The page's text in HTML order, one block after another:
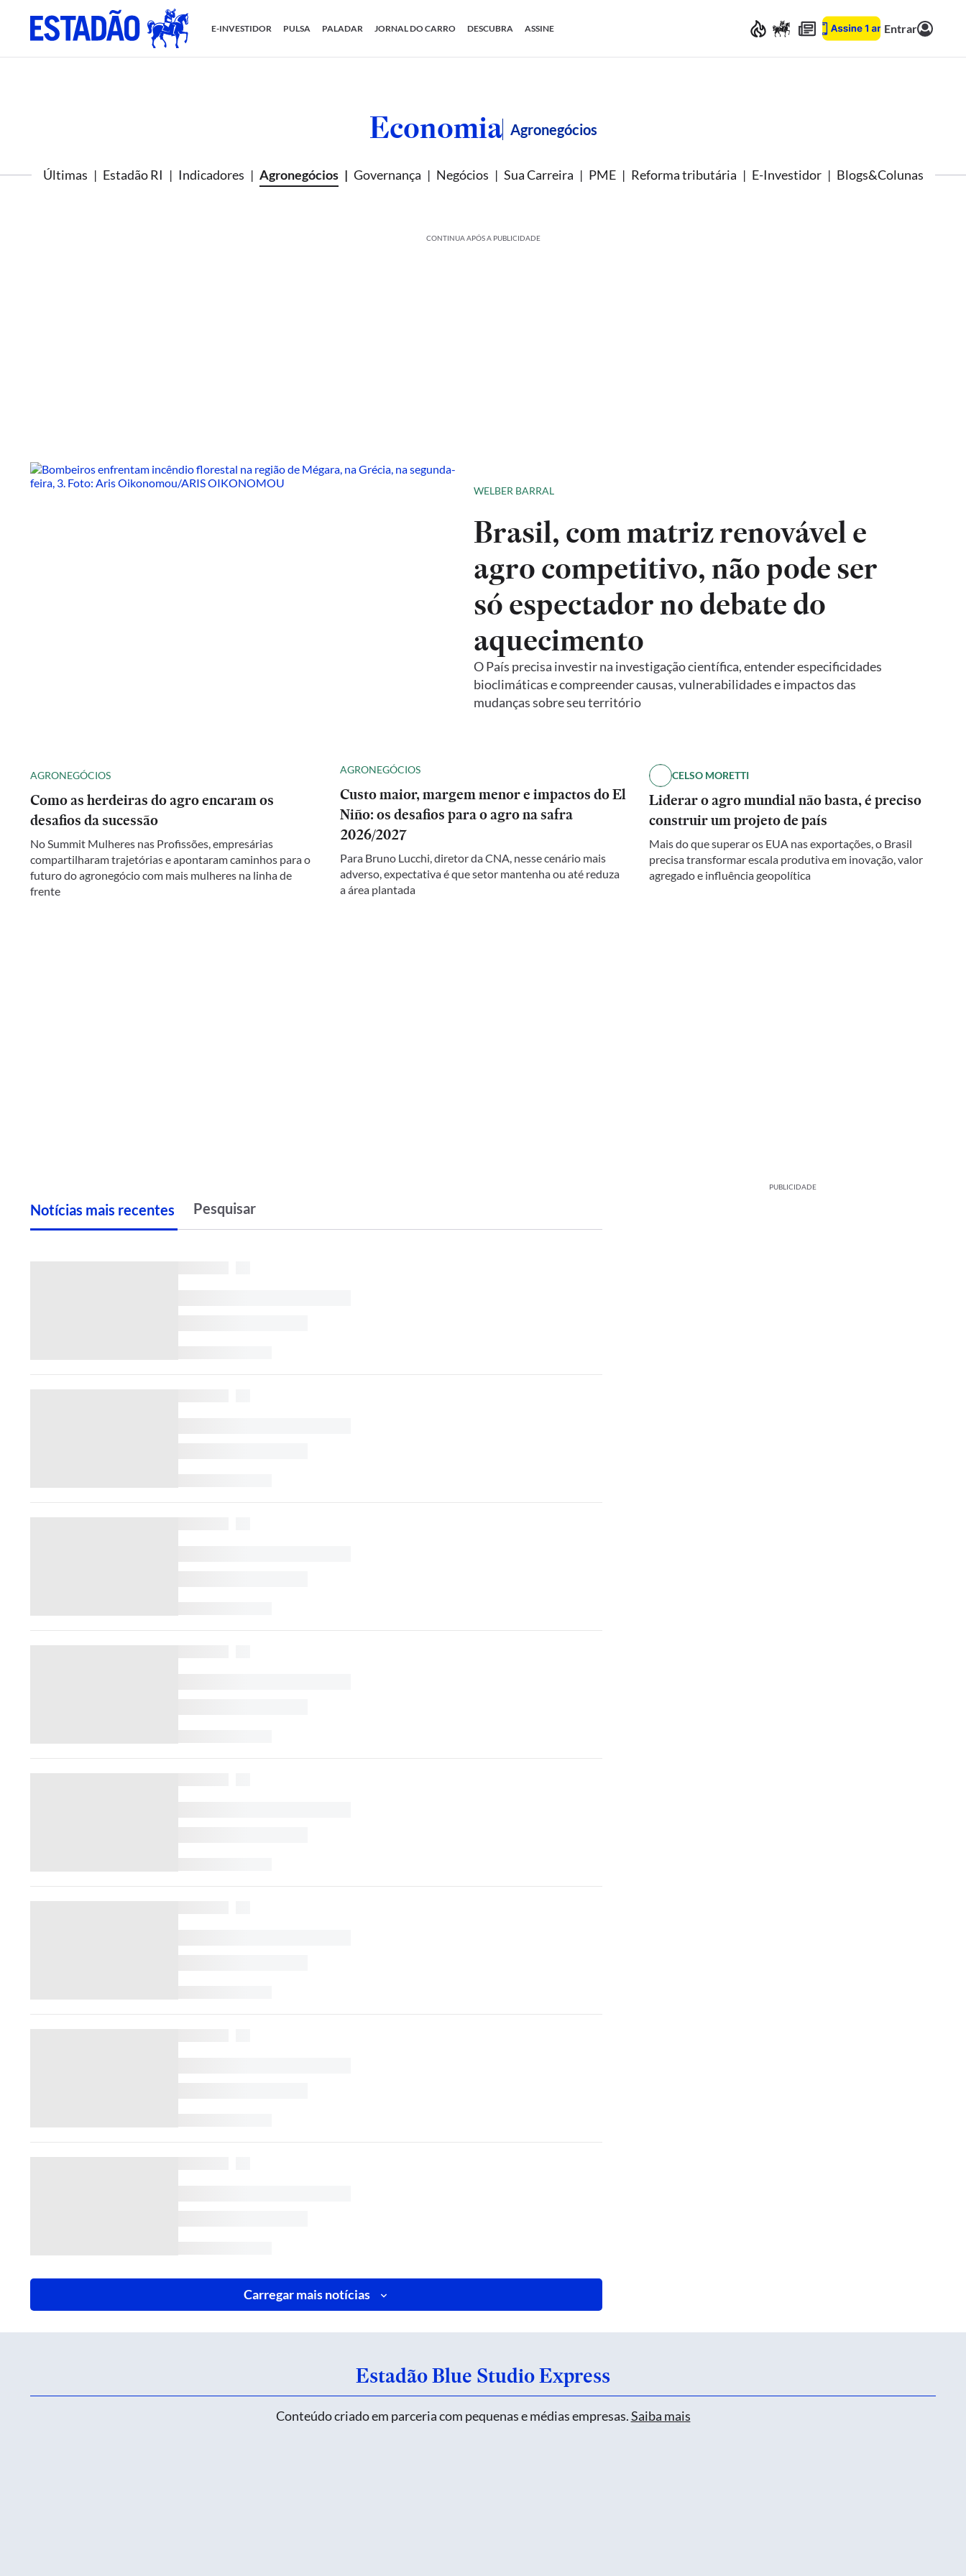
E-INVESTIDOR PULSA PALADAR JORNAL DO CARRO DESCUBRA ASSINE Entrar
Economia Agronegócios
Últimas Estadão RI Indicadores Agronegócios Governança Negócios Sua Carreira PME Reforma tributária E-Investidor Blogs&Colunas
CONTINUA APÓS A PUBLICIDADE
WELBER BARRAL
Brasil, com matriz renovável e
agro competitivo, não pode ser
só espectador no debate do
aquecimento
O País precisa investir na investigação científica, entender especificidades
bioclimáticas e compreender causas, vulnerabilidades e impactos das
mudanças sobre seu território
AGRONEGÓCIOS
Como as herdeiras do agro encaram os
desafios da sucessão
No Summit Mulheres nas Profissões, empresárias
compartilharam trajetórias e apontaram caminhos para o
futuro do agronegócio com mais mulheres na linha de
frente
AGRONEGÓCIOS
Custo maior, margem menor e impactos do El
Niño: os desafios para o agro na safra
2026/2027
Para Bruno Lucchi, diretor da CNA, nesse cenário mais
adverso, expectativa é que setor mantenha ou até reduza
a área plantada
CELSO MORETTI
Liderar o agro mundial não basta, é preciso
construir um projeto de país
Mais do que superar os EUA nas exportações, o Brasil
precisa transformar escala produtiva em inovação, valor
agregado e influência geopolítica
Notícias mais recentes
Carregar mais notícias
PUBLICIDADE
Estadão Blue Studio Express
Conteúdo criado em parceria com pequenas e médias empresas.Saiba mais